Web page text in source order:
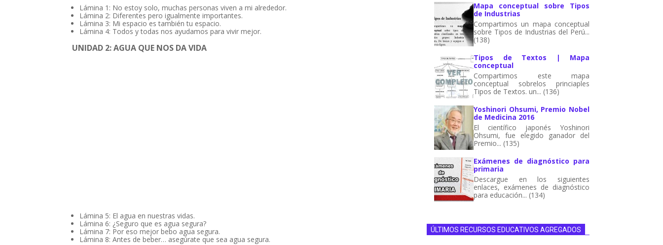
Lámina 1: No estoy solo, muchas personas viven a mi alrededor.
Lámina 2: Diferentes pero igualmente importantes.
Lámina 3: Mi espacio es también tu espacio.
Lámina 4: Todos y todas nos ayudamos para vivir mejor.
UNIDAD 2: AGUA QUE NOS DA VIDA
Lámina 5: El agua en nuestras vidas.
Lámina 6: ¿Seguro que es agua segura?
Lámina 7: Por eso mejor bebo agua segura.
Lámina 8: Antes de beber… asegúrate que sea agua segura.
Mapa conceptual sobre Tipos
de Industrias
Compartimos un mapa conceptual
sobre Tipos de Industrias del Perú...
(138)
Tipos de Textos | Mapa
conceptual
Compartimos este mapa
conceptual sobrelos princiaples
Tipos de Textos. un... (136)
Yoshinori Ohsumi, Premio Nobel
de Medicina 2016
El científico japonés Yoshinori
Ohsumi, fue elegido ganador del
Premio... (135)
Exámenes de diagnóstico para
primaria
Descargue en los siguientes
enlaces, exámenes de diagnóstico
para educación... (134)
ÚLTIMOS RECURSOS EDUCATIVOS AGREGADOS